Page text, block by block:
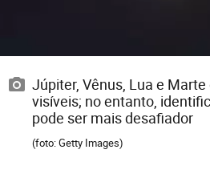
Júpiter, Vênus, Lua e
visíveis; no entanto,
pode ser mais desafiador
(foto: Getty Images)